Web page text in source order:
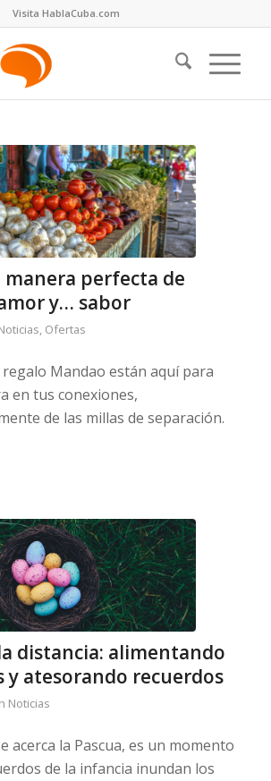
Visita HablaCuba.com
manera perfecta de
y… sabor
, Ofertas
Mandao están aquí para
en tus conexiones,
de las millas de separación.
distancia: alimentando
y atesorando recuerdos
Noticias
acerca la Pascua, es un momento
de la infancia inundan los